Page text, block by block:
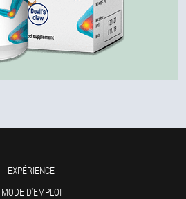
EXPÉRIENCE
MODE D'EMPLOI